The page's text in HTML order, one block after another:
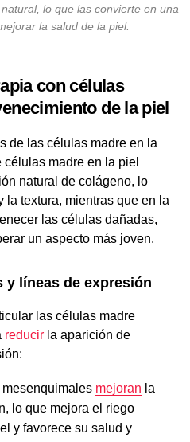
lo que las convierte en una
la salud de la piel.
con células
de la piel
de las células madre en la
madre en la piel
natural de colágeno, lo
la textura, mientras que en la
las células dañadas,
un aspecto más joven.
y líneas de expresión
las células madre
reducir la aparición de
mejoran la
lo que mejora el riego
y favorece su salud y